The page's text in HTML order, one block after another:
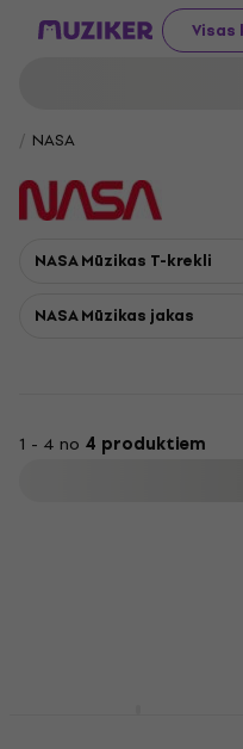
Visas
NASA
NASA Mūzikas T-krekli
NASA Mūzikas jakas
1 - 4 no 4 produktiem